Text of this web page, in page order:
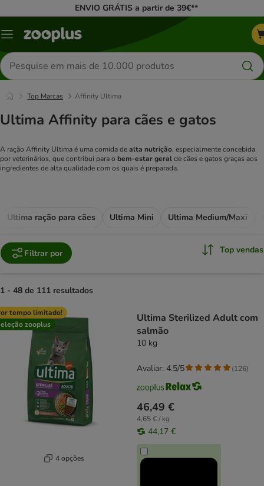
ENVIO GRÁTIS a partir de 39€**
Menu
Pesquisar
produtos
Top Marcas Affinity Ultima
Ultima Affinity para cães e gatos
A ração Affinity Ultima é uma comida dealta nutrição, especialmente concebida
por veterinários, que contribui para o bem-estar geralde cães e gatos graças aos
ingredientes de alta qualidade com os quais é preparada.
Ultima ração para cães Ultima Mini Ultima Medium/Maxi
Filtrar por Top vendas
1 - 48 de 111 resultados
product items have been changed
tempo limitado!
zooplus
4 opções
Ultima Sterilized Adult com
salmão
10 kg
46,49 €
4,65 € / kg
44,17 €
Avaliar: 4.5/5 (126)